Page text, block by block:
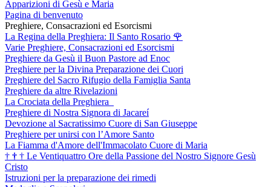
Apparizioni di Gesù e Maria
Pagina di benvenuto
Preghiere, Consacrazioni ed Esorcismi
La Regina della Preghiera: Il Santo Rosario 🌹
Varie Preghiere, Consacrazioni ed Esorcismi
Preghiere da Gesù il Buon Pastore ad Enoc
Preghiere per la Divina Preparazione dei Cuori
Preghiere del Sacro Rifugio della Famiglia Santa
Preghiere da altre Rivelazioni
La Crociata della Preghiera
Preghiere di Nostra Signora di Jacareí
Devozione al Sacratissimo Cuore di San Giuseppe
Preghiere per unirsi con l’Amore Santo
La Fiamma d'Amore dell'Immacolato Cuore di Maria
† † † Le Ventiquattro Ore della Passione del Nostro Signore Gesù
Cristo
Istruzioni per la preparazione dei rimedi